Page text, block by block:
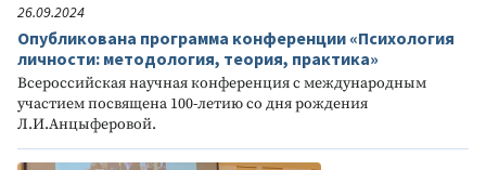
26.09.2024
Опубликована программа конференции «Психология
личности: методология, теория, практика»
Всероссийская научная конференция с международным
участием посвящена 100-летию со дня рождения
Л.И.Анцыферовой.